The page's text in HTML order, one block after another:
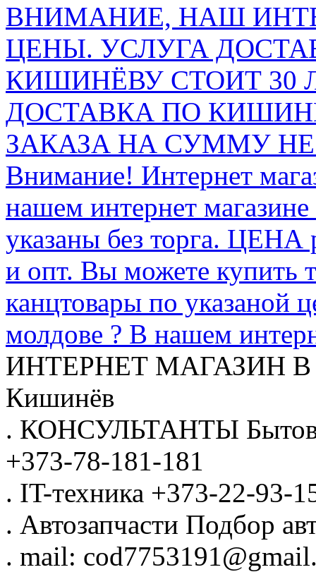
ВНИМАНИЕ, НАШ
ЦЕНЫ. УСЛУГА
КИШИНЁВУ СТОИТ 30
ДОСТАВКА ПО
ЗАКАЗА НА СУММУ НЕ
Внимание! Интернет
нашем интернет
указаны без торга.
и опт. Вы можете купить
канцтовары по указаной
молдове ? В нашем
ИНТЕРНЕТ МАГАЗИН
Кишинёв
. КОНСУЛЬТАНТЫ
+373-78-181-181
. IT-техника +373-22-93-
. Автозапчасти Подбор
. mail: